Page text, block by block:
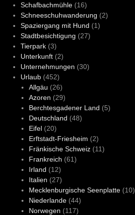
Schafbachmühle(16)
Schneeschuhwanderung (2)
Spaziergang mit Hund (1)
Stadtbesichtigung (27)
Tierpark(3)
Unterkunft(2)
Unternehmungen (30)
Urlaub(452)
Allgäu (26)
Azoren (29)
Berchtesgadener Land (5)
Deutschland (48)
Eifel(20)
Erftstadt-Friesheim (2)
Fränkische Schweiz(11)
Frankreich (61)
Irland (12)
Italien (27)
Mecklenburgische Seenplatte(10)
Niederlande(44)
Norwegen (117)